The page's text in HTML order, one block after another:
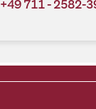
+49 711 - 2582-